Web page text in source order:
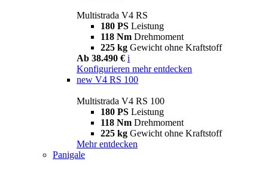
Multistrada V4 RS
180 PS Leistung
118 Nm Drehmoment
225 kg Gewicht ohne Kraftstoff
Ab 38.490 € i
Konfigurieren mehr entdecken
new V4 RS 100
Multistrada V4 RS 100
180 PS Leistung
118 Nm Drehmoment
225 kg Gewicht ohne Kraftstoff
Mehr entdecken
Panigale